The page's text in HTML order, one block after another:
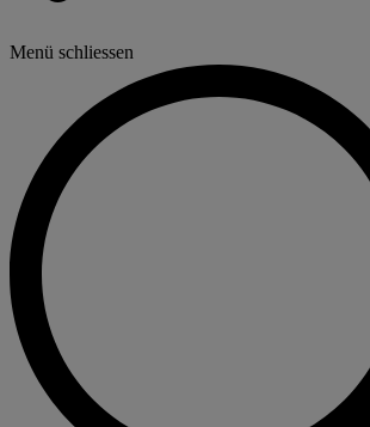
Menü schliessen